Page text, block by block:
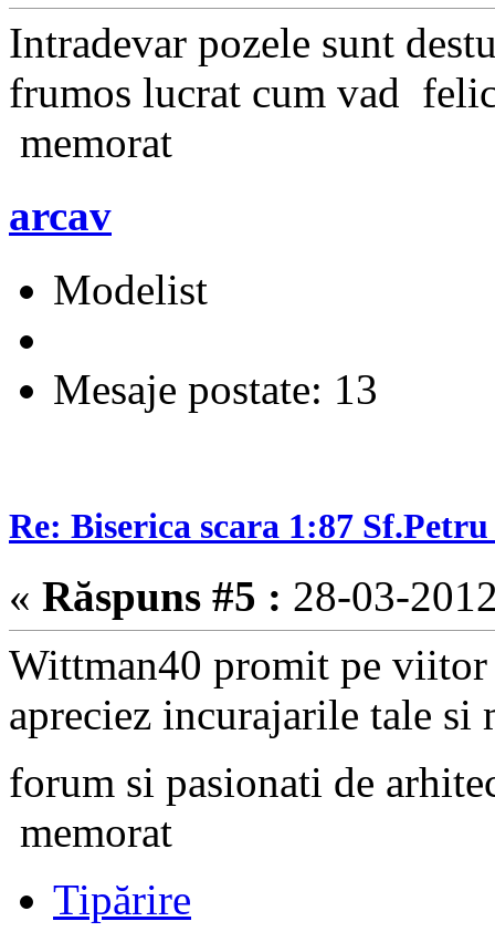
Intradevar pozele sunt
frumos lucrat cum vad
memorat
arcav
Modelist
Mesaje postate: 13
Re: Biserica scara 1:87
« Răspuns #5 : 28-03-
Wittman40 promit pe
apreciez incurajarile tale si
forum si pasionati de
memorat
Tipărire